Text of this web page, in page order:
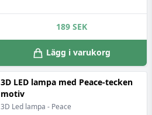
189 SEK
Lägg i varukorg
3D LED lampa med Peace-tecken
motiv
3D Led lampa - Peace